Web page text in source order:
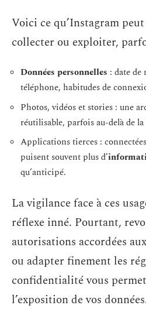
Voici ce qu’Instagram
collecter ou exploiter,
Données personnelles : date de
téléphone, habitudes de
Photos, vidéos et stories : une
réutilisable, parfois au-delà de
Applications tierces :
puisent souvent plus d’
qu’anticipé.
La vigilance face à ces
réflexe inné. Pourtant,
autorisations accordées
ou adapter finement les
confidentialité vous
l’exposition de vos